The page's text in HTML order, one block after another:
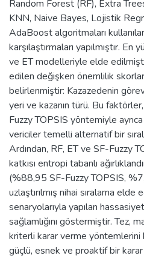
Random Forest (RF), Extra
KNN, Naive Bayes, Lojistik
AdaBoost algoritmaları
karşılaştırmaları yapılmıştır.
ve ET modelleriyle elde
edilen değişken önemlilik
belirlenmiştir: Kazazedenin
yeri ve kazanın türü. Bu
Fuzzy TOPSIS yöntemiyle
vericiler temelli alternatif bir
Ardından, RF, ET ve SF-Fuzzy
katkısı entropi tabanlı
(%88,95 SF-Fuzzy TOPSIS,
uzlaştırılmış nihai sıralama elde
senaryolarıyla yapılan
sağlamlığını göstermiştir. Tez,
kriterli karar verme
güçlü, esnek ve proaktif bir karar